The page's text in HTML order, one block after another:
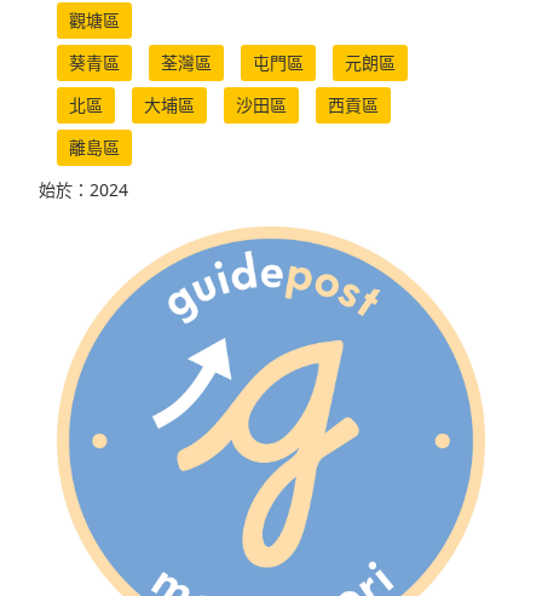
觀塘區
葵青區
荃灣區 屯門區
元朗區
北區
大埔區 沙田區
西貢區
離島區
始於：2024